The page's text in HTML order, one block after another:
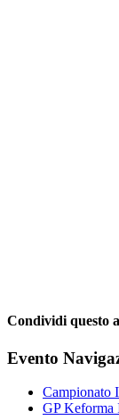
Condividi questo
Facebook
X
Reddit
LinkedIn
WhatsApp
Telegram
Tumblr
Pinterest
Email
Evento
Campionato
GP Keforma